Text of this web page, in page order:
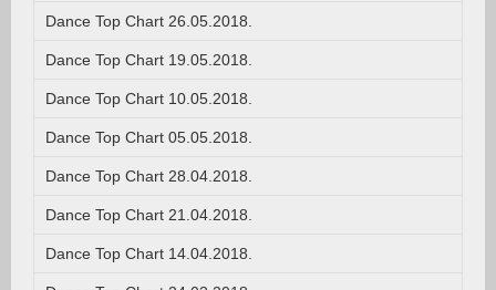
Dance Top Chart 26.05.2018.
Dance Top Chart 19.05.2018.
Dance Top Chart 10.05.2018.
Dance Top Chart 05.05.2018.
Dance Top Chart 28.04.2018.
Dance Top Chart 21.04.2018.
Dance Top Chart 14.04.2018.